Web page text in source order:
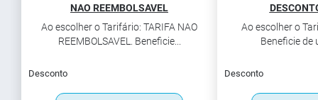
NAO REEMBOLSAVEL
Ao escolher o Tarifário: TARIFA NAO
REEMBOLSAVEL. Beneficie...
Desconto
Ao escolher o
Beneficie de
Desconto